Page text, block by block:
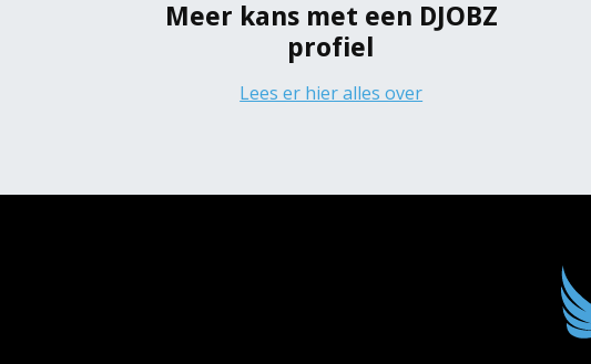
Meer kans met een DJOBZ
profiel
Lees er hier alles over